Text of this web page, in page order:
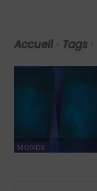
Accueil Tags
MONDE